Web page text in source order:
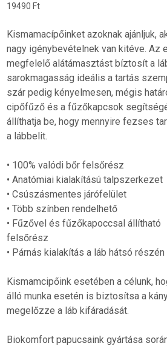
19490Ft
Kismamacípőinket azoknak ajánljuk,
nagy igénybevételnek van kitéve. Az
megfelelő alátámasztást bíztosít a
sarokmagasság ideális a tartás
szár pedig kényelmesen, mégis
cipőfűző és a fűzőkapcsok
állíthatja be, hogy mennyire fezses
a lábbelit.
• 100% valódi bőr felsőrész
• Anatómiai kialakítású talpszerkezet
• Csúszásmentes járófelület
• Több színben rendelhető
• Fűzővel és fűzőkapoccsal állítható
felsőrész
• Párnás kialakítás a láb hátsó részén
Kismamcipőink esetében a célunk,
álló munka esetén is biztosítsa a
megelőzze a láb kifáradását.
Biokomfort papucsaink gyártása